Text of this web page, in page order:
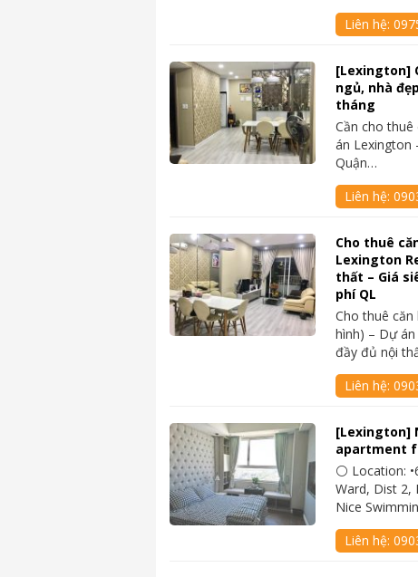
Liên hệ:
[Lexington]
ngủ, nhà
tháng
Cần cho
án Lexington
Quận…
Liên hệ:
Cho thuê
Lexington
thất – Giá
phí QL
Cho thuê
hình) – Dự
đầy đủ nội
Liên hệ:
[Lexington]
apartment
⚪ Location:
Ward, Dist 2,
Nice
Liên hệ: